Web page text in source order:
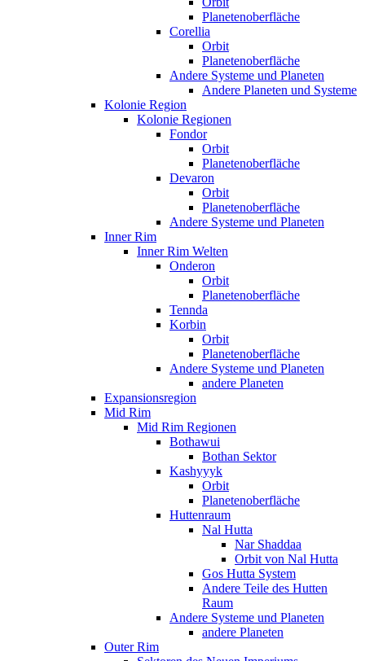
Planetenoberfläche
Corellia
Orbit
Planetenoberfläche
Andere Systeme und Planeten
Andere Planeten und Systeme
Kolonie Region
Kolonie Regionen
Fondor
Orbit
Planetenoberfläche
Devaron
Orbit
Planetenoberfläche
Andere Systeme und Planeten
Inner Rim
Inner Rim Welten
Onderon
Orbit
Planetenoberfläche
Tennda
Korbin
Orbit
Planetenoberfläche
Andere Systeme und Planeten
andere Planeten
Expansionsregion
Mid Rim
Mid Rim Regionen
Bothawui
Bothan Sektor
Kashyyyk
Orbit
Planetenoberfläche
Huttenraum
Nal Hutta
Nar Shaddaa
Orbit von Nal Hutta
Gos Hutta System
Andere Teile des Hutten
Raum
Andere Systeme und Planeten
andere Planeten
Outer Rim